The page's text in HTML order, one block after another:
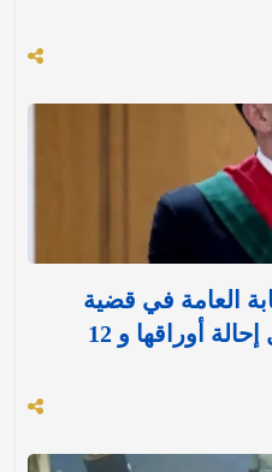
العامة في قضية
الإعلامية سارة خليفة قبل إحالة أوراقها و 12